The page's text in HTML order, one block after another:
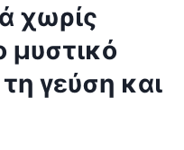
χωρίς
μυστικό
γεύση και